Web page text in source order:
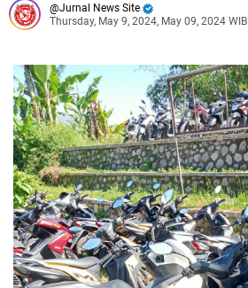
Jurnal News Site
Thursday, May 9, 2024, May 09, 2024 WIB